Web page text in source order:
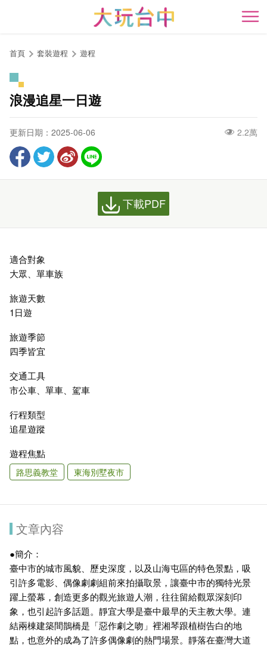
開
首頁 套裝遊程 遊程
浪漫追星一日遊
更新日期：2025-06-06 2.2萬
下載PDF
適合對象
大眾、單車族
旅遊天數
1日遊
旅遊季節
四季皆宜
交通工具
市公車、單車、駕車
行程類型
追星遊蹤
遊程焦點
路思義教堂 東海別墅夜市
文章內容
●簡介：
臺中市的城市風貌、歷史深度，以及山海屯區的特色景點，吸
引許多電影、偶像劇劇組前來拍攝取景，讓臺中市的獨特光景
躍上螢幕，創造更多的觀光旅遊人潮，往往留給觀眾深刻印
象，也引起許多話題。靜宜大學是臺中最早的天主教大學。連
結兩棟建築間鵲橋是「惡作劇之吻」裡湘琴跟植樹告白的地
點，也意外的成為了許多偶像劇的熱門場景。靜落在臺灣大道